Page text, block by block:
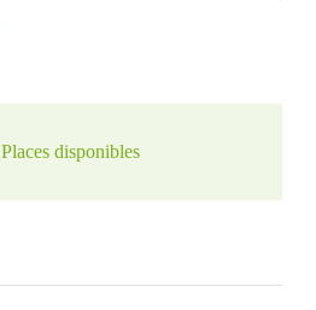
Places disponibles